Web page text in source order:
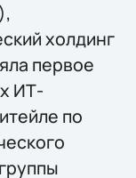
холдинг
первое
ИТ-
по